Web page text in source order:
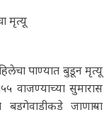
मृत्यू
पाण्यात बुडून मृत्यू
वाजण्याच्या सुमारास
जाणाऱ्या